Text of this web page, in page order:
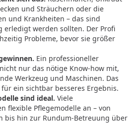
und Sträuchern oder die
und Krankheiten – das sind
erledigt werden sollten. Der Profi
Probleme, bevor sie größer
Ein professioneller
nur das nötige Know-how mit,
Werkzeug und Maschinen. Das
ein sichtbar besseres Ergebnis.
sind ideal. Viele
flexible Pflegemodelle an – von
bis hin zur Rundum-Betreuung über